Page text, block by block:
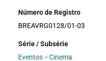
Número de Registro
BREAVRG0128/01-03
Série / Subsérie
Eventos >Cinema